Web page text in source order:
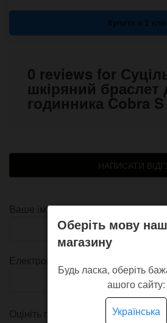
Купити в 1 клік
0 reviews for
шкіряний браслет
годинника Cobra
НАПИСАТИ
Ваше ім'я
Електронна пошта
Оцініть продукт
Оберіть мову
магазину
Будь ласка, оберіть
ашого сайту:
Українська